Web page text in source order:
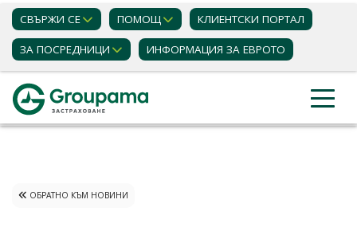
СВЪРЖИ СЕ ПОМОЩ КЛИЕНТСКИ ПОРТАЛ
ЗА ПОСРЕДНИЦИ ИНФОРМАЦИЯ ЗА ЕВРОТО
Застраховки Актуални новини
ОБРАТНО КЪМ НОВИНИ